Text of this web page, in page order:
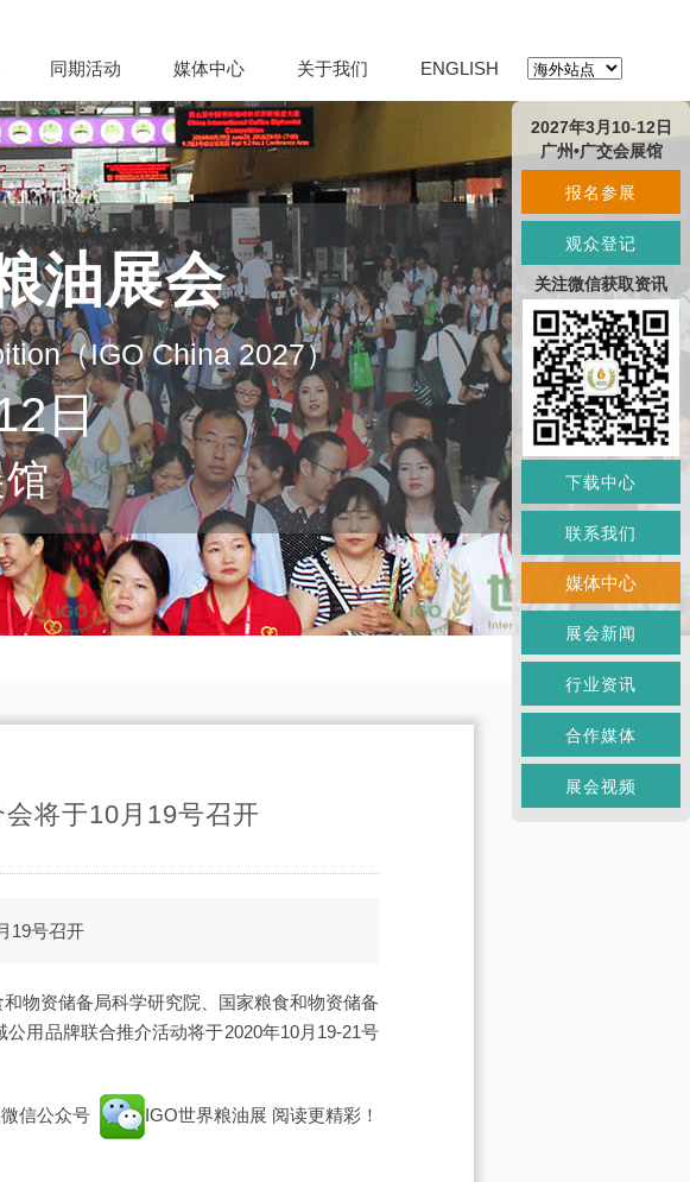
同期活动 媒体中心 关于我们 ENGLISH
油展会
（IGO China 2027）
日
将于10月19号召开
19号召开
物资储备局科学研究院、国家粮食和物资储备
用品牌联合推介活动将于2020年10月19-21号
微信公众号 IGO世界粮油展 阅读更精彩！
2027年3月10-12日
广州•广交会展馆
报名参展
观众登记
关注微信获取资讯
下载中心
联系我们
媒体中心
展会新闻
行业资讯
合作媒体
展会视频